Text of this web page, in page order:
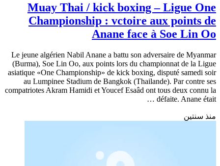
Muay Thai / kick boxing – Ligue One
Championship : vctoire aux points de
Anane face à Soe Lin Oo
Le jeune algérien Nabil Anane a battu son adversaire de Myanmar
(Burma), Soe Lin Oo, aux points lors du championnat de la Ligue
asiatique «One Championship» de kick boxing, disputé samedi soir
au Lumpinee Stadium de Bangkok (Thailande). Par contre ses
compatriotes Akram Hamidi et Youcef Esaâd ont tous deux connu la
défaite. Anane était …
منذ سنتين